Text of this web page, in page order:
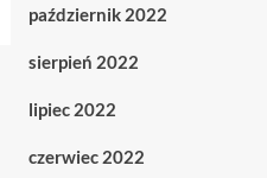
październik 2022
sierpień 2022
lipiec 2022
czerwiec 2022